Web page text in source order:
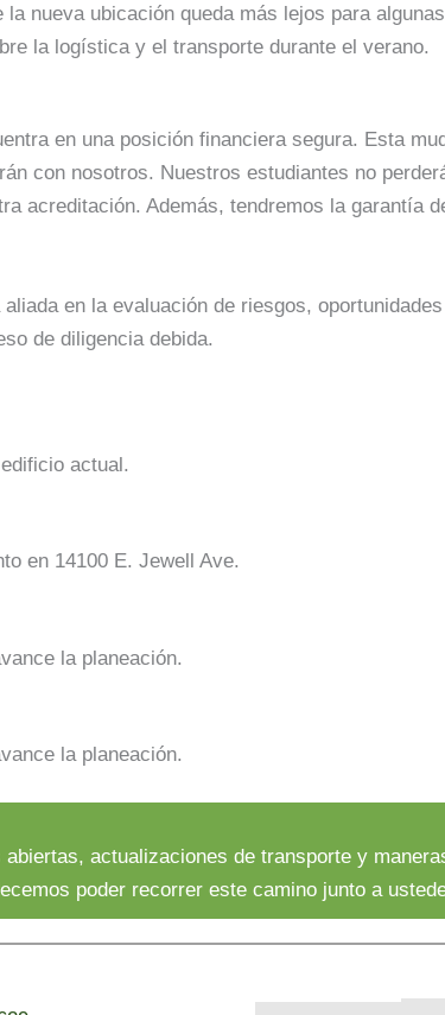
nueva ubicación queda más lejos para
la logística y el transporte durante el verano.
en una posición financiera segura. Esta
con nosotros. Nuestros estudiantes no
acreditación. Además, tendremos la garantía
en la evaluación de riesgos,
de diligencia debida.
actual.
en 14100 E. Jewell Ave.
la planeación.
la planeación.
actualizaciones de transporte y
poder recorrer este camino junto a